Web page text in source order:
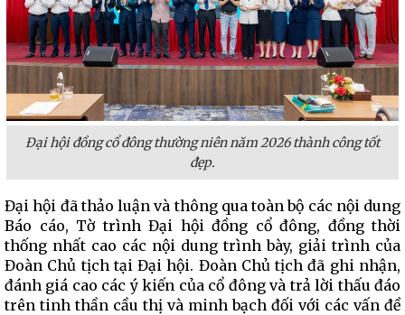
Đại hội đồng cổ đông thường niên năm 2026 thành công tốt
đẹp.
Đại hội đã thảo luận và thông qua toàn bộ các nội dung
Báo cáo, Tờ trình Đại hội đồng cổ đông, đồng thời
thống nhất cao các nội dung trình bày, giải trình của
Đoàn Chủ tịch tại Đại hội. Đoàn Chủ tịch đã ghi nhận,
đánh giá cao các ý kiến của cổ đông và trả lời thấu đáo
trên tinh thần cầu thị và minh bạch đối với các vấn đề